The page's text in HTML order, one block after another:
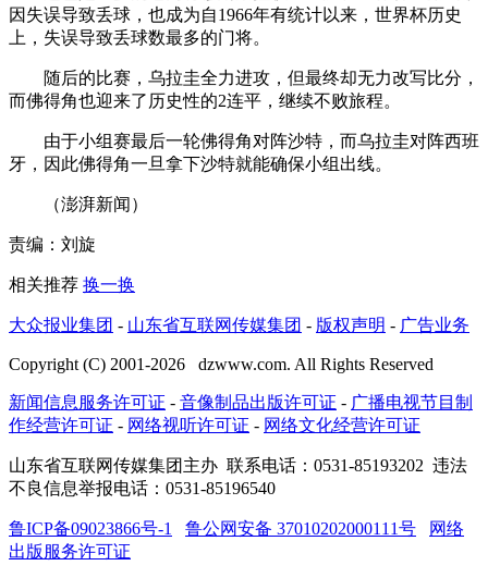
因失误导致丢球，也成为自1966年有统计以来，世界杯历史
上，失误导致丢球数最多的门将。
随后的比赛，乌拉圭全力进攻，但最终却无力改写比分，
而佛得角也迎来了历史性的2连平，继续不败旅程。
由于小组赛最后一轮佛得角对阵沙特，而乌拉圭对阵西班
牙，因此佛得角一旦拿下沙特就能确保小组出线。
（澎湃新闻）
责编：刘旋
相关推荐 换一换
大众报业集团 - 山东省互联网传媒集团 - 版权声明 - 广告业务
Copyright (C) 2001-2026 dzwww.com. All Rights Reserved
新闻信息服务许可证 - 音像制品出版许可证 - 广播电视节目制
作经营许可证 - 网络视听许可证 - 网络文化经营许可证
山东省互联网传媒集团主办 联系电话：0531-85193202 违法
不良信息举报电话：0531-85196540
鲁ICP备09023866号-1 鲁公网安备 37010202000111号
网络
出版服务许可证